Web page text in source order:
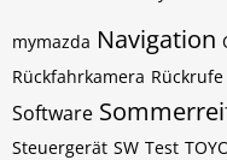
mymazda Navigation
Rückfahrkamera Rückrufe
Software
Steuergerät SW Test